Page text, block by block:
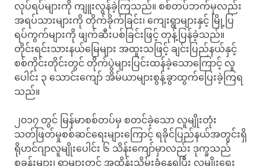
လုပ်ရပ်များကို ကျူးလွန်ခဲ့ကြသည်။ စစ်တပ်ဘက်မှလည်း
အရပ်သားများကို တိုက်ခိုက်ခြင်း၊ ကျေးရွာများနှင့် မြို့ပြ
ရပ်ကွက်များကို ဖျက်ဆီးပစ်ခြင်းဖြင့် တုန့်ပြန်ခဲ့သည်။
တိုင်းရင်းသားနယ်မြေများ အထူးသဖြင့် ချင်းပြည်နယ်နှင့်
စစ်ကိုင်းတိုင်းတွင် တိုက်ပွဲများပြင်းထန်ခဲ့သောကြောင့် လူ
ပေါင်း ၃ သောင်းကျော် အိမ်ယာများစွန့်ခွာထွက်ပြေးခဲ့ကြရ
သည်။
၂၀၁၇ တွင် မြန်မာစစ်တပ်မှ စတင်ခဲ့သော လူမျိုးတုံး
သတ်ဖြတ်မှုစစ်ဆင်ရေးများကြောင့် ရခိုင်ပြည်နယ်အတွင်းရှိ
ရိုဟင်ဂျာလူမျိုးပေါင်း ၆ သိန်းကျော်မှာလည်း ဒုက္ခသည်
စခန်းများ၊ ရွာများတွင် အထိန်းသိမ်းခံနေရပြီး လူမျိုးရေး